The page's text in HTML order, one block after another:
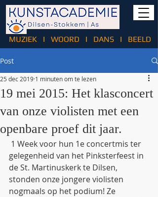
MUZIEK I WOORD I DANS I BEELD
Post
19 mei 2015: Het klasconcert
van onze violisten met een
openbare proef dit jaar.
25 dec 2019 1 minuten om te lezen
1 Week voor hun 1e concertmis ter
gelegenheid van het Pinksterfeest in
de St. Martinuskerk te Dilsen,
stonden onze jongere violisten
nogmaals op het podium! Ze